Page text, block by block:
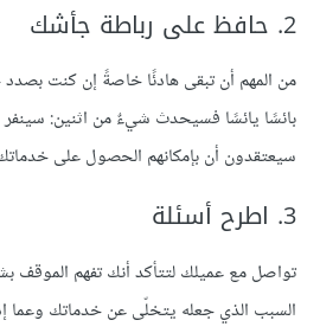
2. حافظ على رباطة جأشك
من المهم أن تبقى هادئًا خاصةً إن كنت
بائسًا يائسًا فسيحدث شيءٌ من اثنين: سينفر
سيعتقدون أن بإمكانهم الحصول على
3. اطرح أسئلة
تواصل مع عميلك لتتأكد أنك تفهم
السبب الذي جعله يتخلّى عن خدماتك وعما